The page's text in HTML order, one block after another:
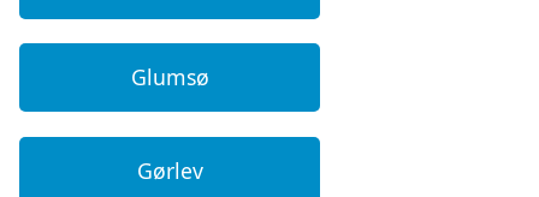
Glumsø
Gørlev